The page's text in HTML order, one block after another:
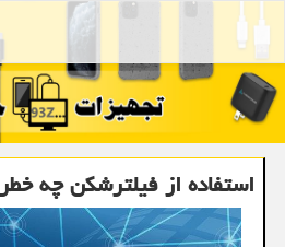
استفاده از فیلترشکن چه